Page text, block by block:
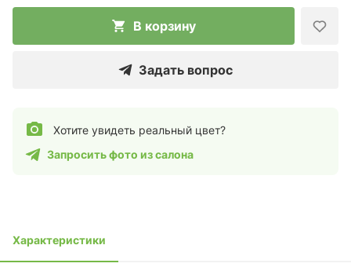
В корзину
Задать вопрос
Хотите увидеть реальный цвет?
Запросить фото из салона
Характеристики